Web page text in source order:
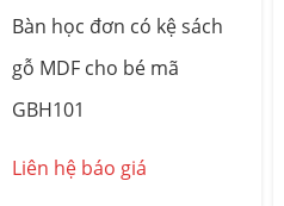
Bàn học đơn có kệ sách
gỗ MDF cho bé mã
GBH101
Liên hệ báo giá